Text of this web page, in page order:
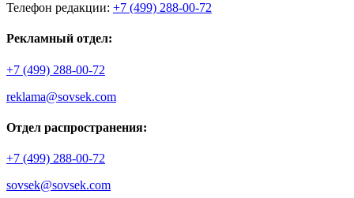
Телефон редакции: +7 (499) 288-00-72
Рекламный отдел:
+7 (499) 288-00-72
reklama@sovsek.com
Отдел распространения:
+7 (499) 288-00-72
sovsek@sovsek.com